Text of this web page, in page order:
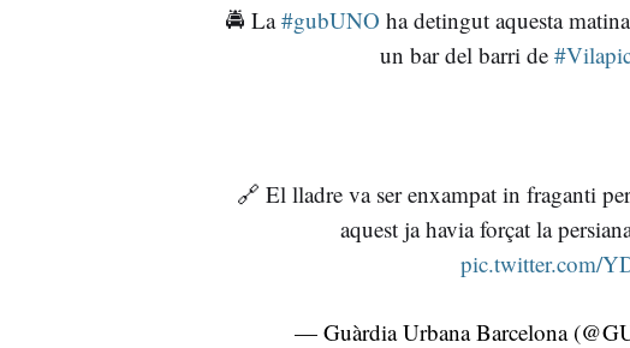
🚔 La#gubUNO ha detingut aquesta
un bar del barri de
🔗 El lladre va ser enxampat in fraganti
aquest ja havia forçat la
pic.twitter.com/
— Guàrdia Urbana Barcelona